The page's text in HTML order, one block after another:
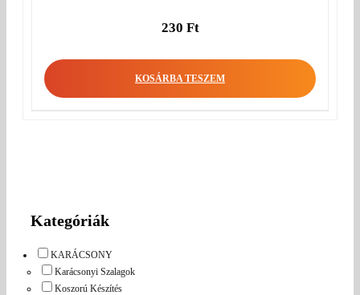
230 Ft
KOSÁRBA TESZEM
Kategóriák
KARÁCSONY
Karácsonyi Szalagok
Koszorú Készítés